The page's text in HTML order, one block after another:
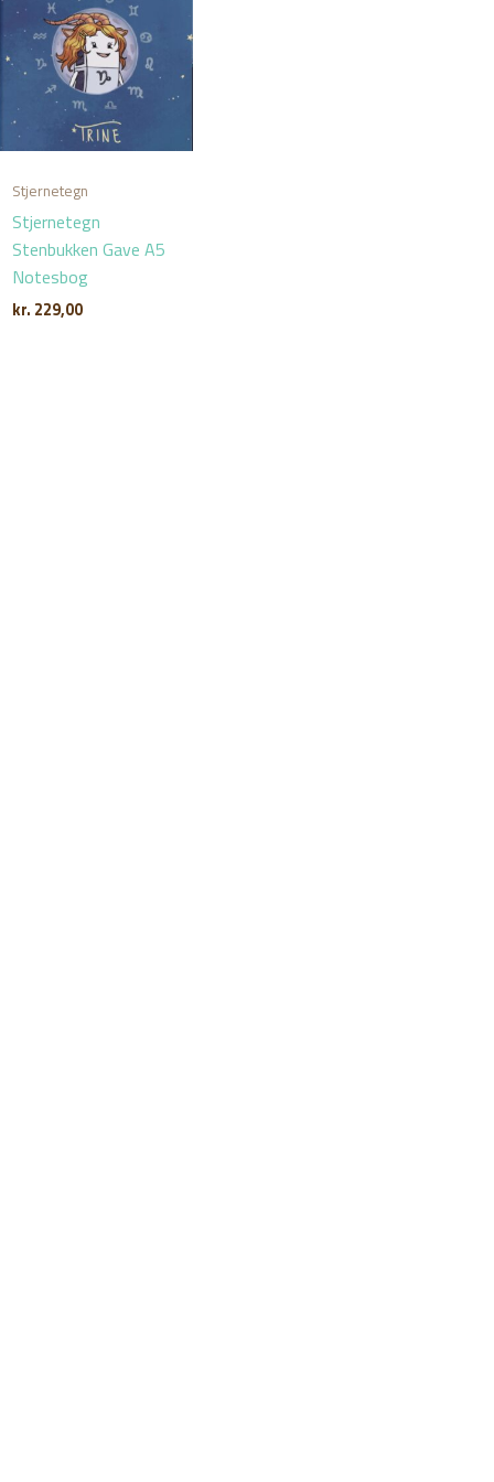
Stjernetegn
Stjernetegn
Stenbukken Gave A5
Notesbog
kr. 229,00